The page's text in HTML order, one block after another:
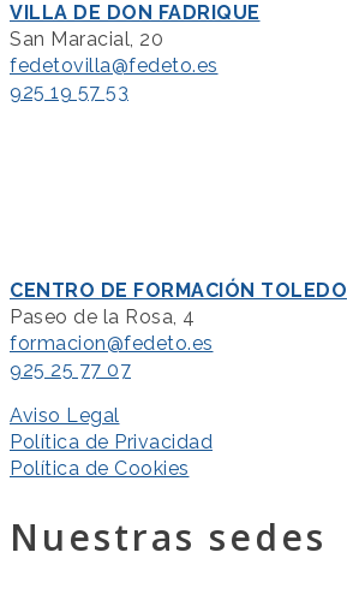
VILLA DE DON FADRIQUE
San Maracial, 20
fedetovilla@fedeto.es
925 19 57 53
CENTRO DE FORMACIÓN TOLEDO
Paseo de la Rosa, 4
formacion@fedeto.es
925 25 77 07
Aviso Legal
Política de Privacidad
Política de Cookies
Nuestras sedes